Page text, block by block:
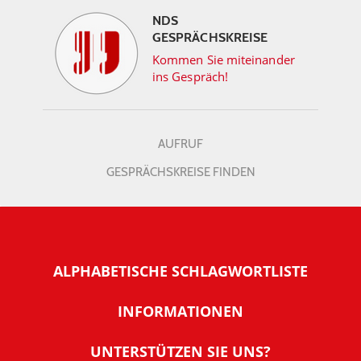
NDS
GESPRÄCHSKREISE
Kommen Sie miteinander
ins Gespräch!
AUFRUF
GESPRÄCHSKREISE FINDEN
ALPHABETISCHE SCHLAGWORTLISTE
INFORMATIONEN
Warum NachDenkSeiten
UNTERSTÜTZEN SIE UNS?